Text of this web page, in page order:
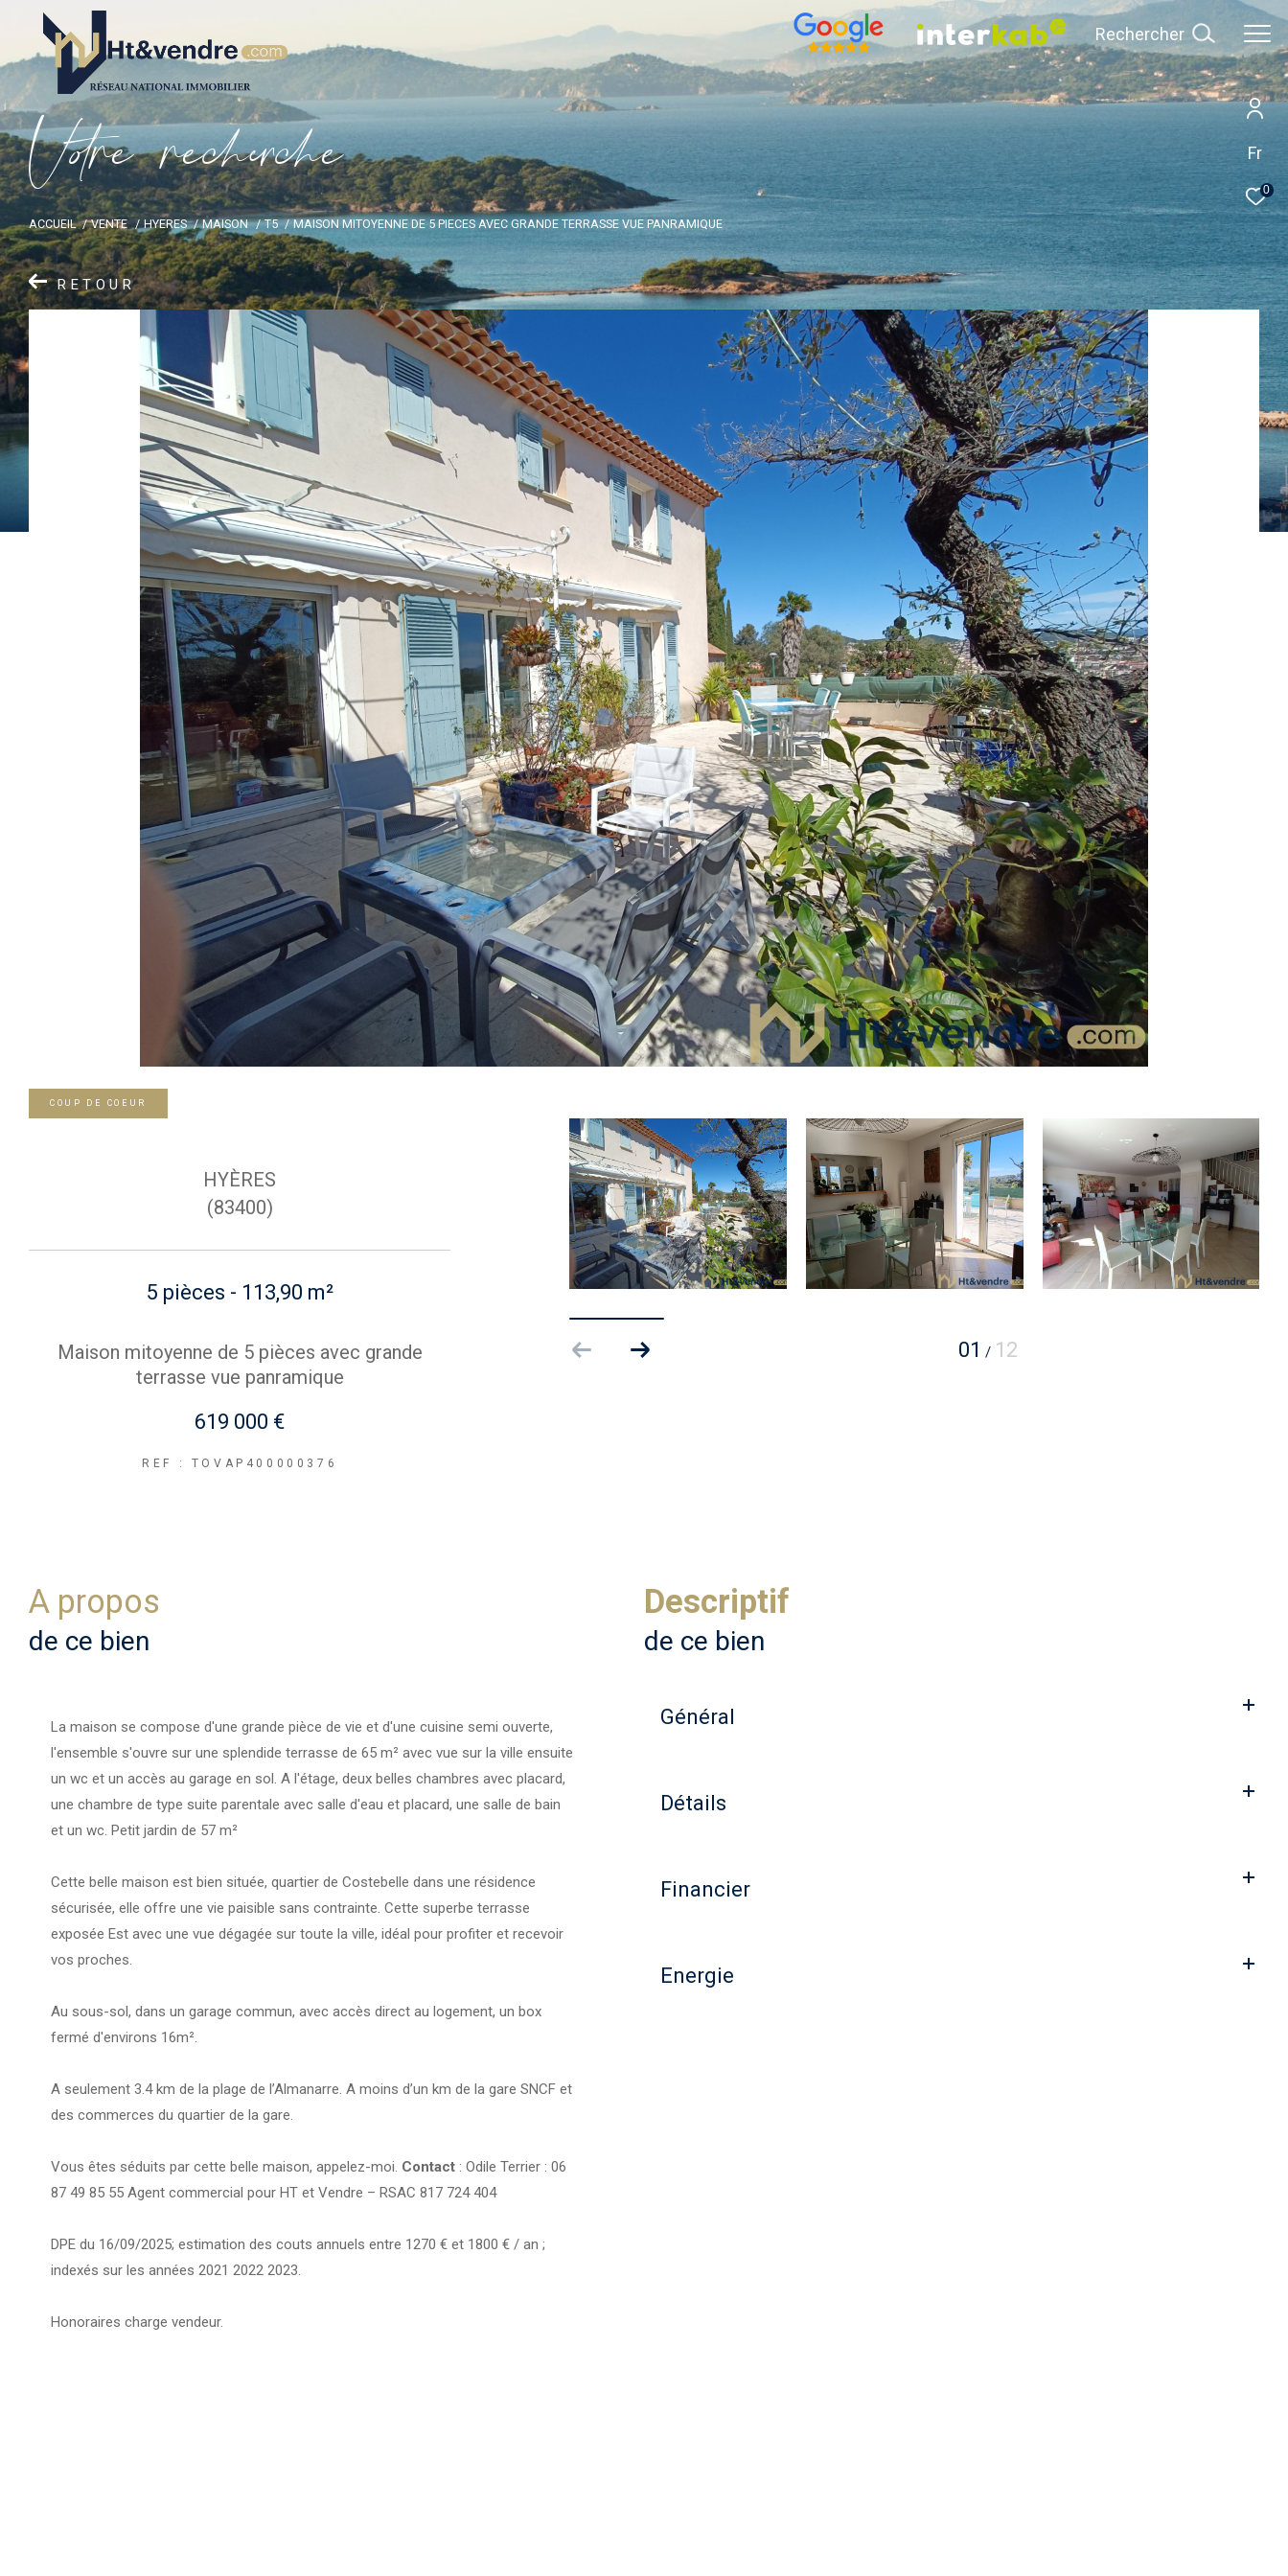
Fr
0
Rechercher
Vore recece
ACCUEIL VENTE HYERES MAISON T5 MAISON MITOYENNE DE 5 PIECES AVEC GRANDE TERRASSE VUE PANRAMIQUE
RETOUR
COUP DE COEUR
01 / 12
HYÈRES
(83400)
5 pièces - 113,90 m²
Maison mitoyenne de 5 pièces avec grande
terrasse vue panramique
619 000 €
REF : TOVAP400000376
a propos
de ce bien
La maison se compose d'une grande pièce de vie et d'une cuisine semi ouverte,
l'ensemble s'ouvre sur une splendide terrasse de 65 m² avec vue sur la ville ensuite
un wc et un accès au garage en sol. A l'étage, deux belles chambres avec placard,
une chambre de type suite parentale avec salle d'eau et placard, une salle de bain
et un wc. Petit jardin de 57 m²
Cette belle maison est bien située, quartier de Costebelle dans une résidence
sécurisée, elle offre une vie paisible sans contrainte. Cette superbe terrasse
exposée Est avec une vue dégagée sur toute la ville, idéal pour profiter et recevoir
vos proches.
Au sous-sol, dans un garage commun, avec accès direct au logement, un box
fermé d'environs 16m².
A seulement 3.4 km de la plage de l’Almanarre. A moins d’un km de la gare SNCF et
des commerces du quartier de la gare.
Vous êtes séduits par cette belle maison, appelez-moi. Contact: Odile Terrier : 06
87 49 85 55 Agent commercial pour HT et Vendre – RSAC 817 724 404
DPE du 16/09/2025; estimation des couts annuels entre 1270 € et 1800 € / an ;
indexés sur les années 2021 2022 2023.
Honoraires charge vendeur.
descriptif
de ce bien
Général
Détails
Financier
Energie